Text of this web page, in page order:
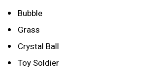
Bubble
Grass
Crystal Ball
Toy Soldier